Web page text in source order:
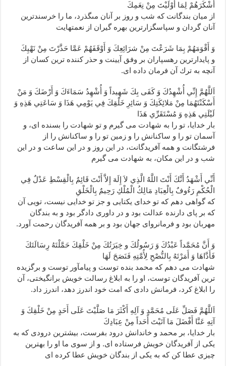
أَشْكَرَهُمْ لِمَا أَوْلَيْتَ مِنْ نِعَمِكَ‏
از ميان بندگانت كه شب و روز بر آنان مى‏گذرد، ما را خرسندترين
آنان گردان و سپاسگزارترين بهره‏ گيران از نعمتهايت‏
وَ أَقْوَمَهُمْ بِمَا شَرَعْتَ مِنْ شرَائِعِكَ وَ أَوْقَفَهُمْ عَمَّا حَذَّرْتَ مِنْ نَهْيِكَ‏
و پايدارترين رهسپاران بر وفق آيينت و حذر كننده ‏ترين كسان از
آنچه به ترك آن فرمان داده‏ اى.
اَللَّهُمَّ إِنِّي أُشْهِدُكَ وَ كَفَى بِكَ شَهِيداً وَ أُشْهِدُ سَمَاءَكَ وَ أَرْضَكَ وَ مَنْ
أَسْكَنْتَهُمَا مِنْ مَلائِكَتِكَ وَ سَائِرِ خَلْقِكَ فِي يَوْمِي هَذَا وَ سَاعَتِي هَذِهِ وَ
لَيْلَتِي هَذِهِ وَ مُسْتَقَرِّي هَذَا
بار خدايا، تو را به شهادت مى ‏گيرم و تو شهادت را بسنده ‏اى، و
آسمان تو را و ساكنانش را و زمين تو را و ساكنانش را از
فرشتگانت و همه آفريدگانت، در اين روز و در اين ساعت و در اين
شب و در اين مكان، به شهادت مى ‏گيرم‏
أَنِّي أَشْهَدُ أَنَّكَ أَنْتَ اللَّهُ الَّذِي لاَ إِلَهَ إِلاَّ أَنْتَ قَائِمٌ بِالْقِسْطِ عَدْلٌ فِي
الْحُكْمِ رَءُوفٌ بِالْعِبَادِ مَالِكُ الْمُلْكِ رَحِيمٌ بِالْخَلْقِ‏
كه گواهى دهم كه تو خداى يكتايى و جز تو خدايى نيست، تويى آن
كه بر پاى دارنده عدالت بود و در داورى دادگر بود و به بندگان
مهربان بود و فرمانرواى جهان بود و بر همه آفريدگان رحمت آورد.
وَ أَنَّ مُحَمَّداً عَبْدُكَ وَ رَسُولُكَ و خِيَرَتُكَ مِنْ خَلْقِكَ حَمَّلْتَهُ رِسَالَتَكَ
فَأَدَّاهَا وَ أَمَرْتَهُ بِالنُّصْحِ لِأُمَّتِهِ فَنَصَحَ لَهَا
شهادت مى‏ دهم كه محمد بنده توست و پيام‏آور توست و برگزيده‏
ترين آفريدگان توست، او را به ابلاغ رسالت خويش برانگيختى، آن
را ابلاغ كرد، فرمانش دادى كه امت خود اندرز دهد، اندرز داد.
اَللَّهُمَّ فَصَلِّ عَلَى مُحَمَّدٍ وَ آلِهِ أَكْثَرَ مَا صَلَّيْتَ عَلَى أَحَدٍ مِنْ خَلْقِكَ وَ
آتِهِ عَنَّا أَفْضَلَ مَا آتَيْتَ أَحَداً مِنْ عِبَادِكَ‏
بار خدايا، بر محمد و خاندانش درود بفرست، بيشترين درودى كه به
يكى از آفريدگان خويش فرستاده ‏اى. و از سوى ما او را بهترين
چيزى عطا كن كه به يكى از بندگان خويش عطا كرده ‏اى‏